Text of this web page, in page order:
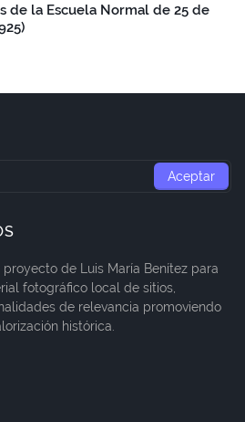
de la Escuela Normal de 25 de
de Luis María Benítez para
fotográfico local de sitios,
de relevancia promoviendo
histórica.